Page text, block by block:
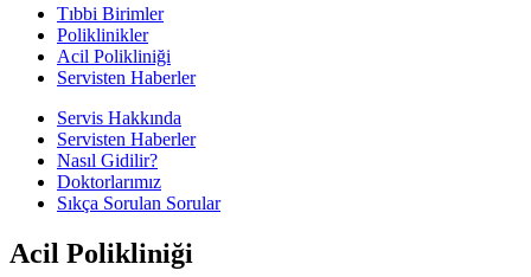
Tıbbi Birimler
Poliklinikler
Acil Polikliniği
Servisten Haberler
Servis Hakkında
Servisten Haberler
Nasıl Gidilir?
Doktorlarımız
Sıkça Sorulan Sorular
Acil Polikliniği